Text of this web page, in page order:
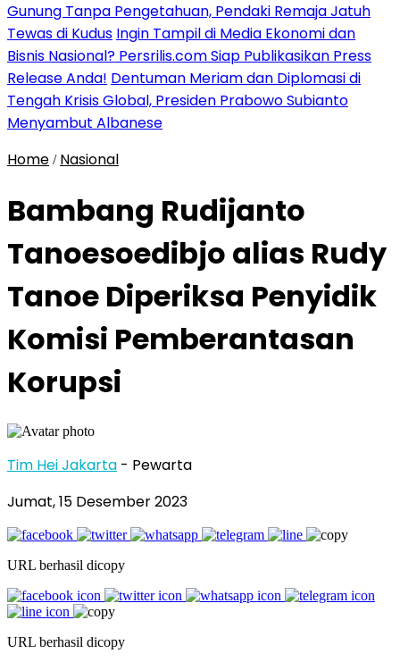
Gunung Tanpa Pengetahuan, Pendaki Remaja Jatuh
Tewas di Kudus Ingin Tampil di Media Ekonomi dan
Bisnis Nasional? Persrilis.com Siap Publikasikan Press
Release Anda! Dentuman Meriam dan Diplomasi di
Tengah Krisis Global, Presiden Prabowo Subianto
Menyambut Albanese
Home / Nasional
Bambang Rudijanto
Tanoesoedibjo alias Rudy
Tanoe Diperiksa Penyidik
Komisi Pemberantasan
Korupsi
Tim Hei Jakarta - Pewarta
Jumat, 15 Desember 2023
URL berhasil dicopy
URL berhasil dicopy